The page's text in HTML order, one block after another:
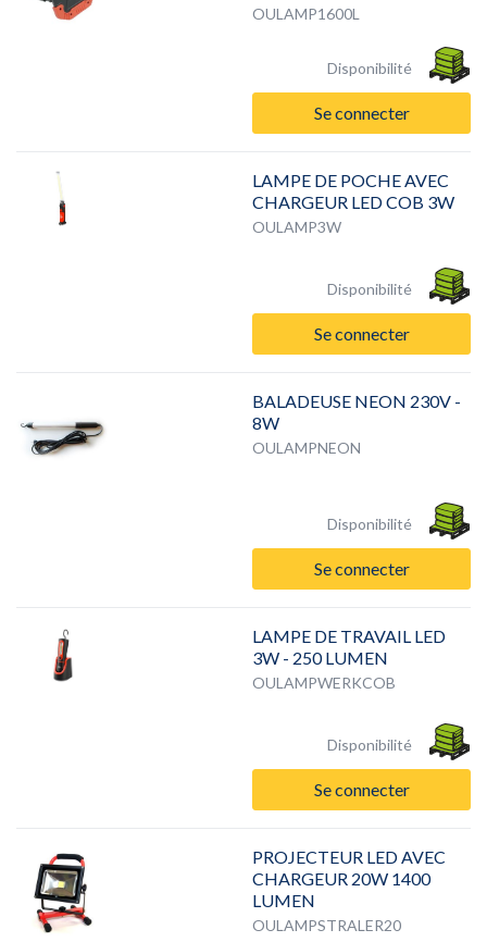
OULAMP1600L
Disponibilité
Se connecter
LAMPE DE POCHE AVEC
CHARGEUR LED COB 3W
OULAMP3W
Disponibilité
Se connecter
BALADEUSE NEON 230V -
8W
OULAMPNEON
Disponibilité
Se connecter
LAMPE DE TRAVAIL LED
3W - 250 LUMEN
OULAMPWERKCOB
Disponibilité
Se connecter
PROJECTEUR LED AVEC
CHARGEUR 20W 1400
LUMEN
OULAMPSTRALER20